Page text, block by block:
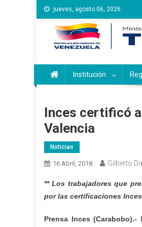
Saltar
al
contenido
jueves, agosto 06, 2026
Instituto
Inces
Institución
Inces certificó
Valencia
Noticias
16 Abril, 2018 Gilberto
** Los trabajadores que
por las certificaciones
Prensa Inces (Carabobo).-